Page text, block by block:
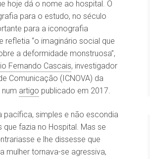
hoje dá o nome ao hospital. O
para o estudo, no século
para a iconografia
refletia “o imaginário social que
a deformidade monstruosa”,
Fernando Cascais, investigador
Comunicação (ICNOVA) da
num artigo publicado em 2017.
pacífica, simples e não escondia
que fazia no Hospital. Mas se
e lhe dissesse que
mulher tornava-se agressiva,